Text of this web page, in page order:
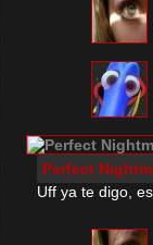
Perfect
Uff ya te digo,